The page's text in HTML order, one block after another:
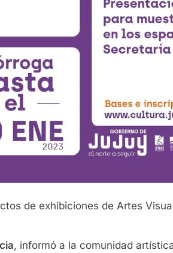
de exhibiciones de Artes
, informó a la comunidad